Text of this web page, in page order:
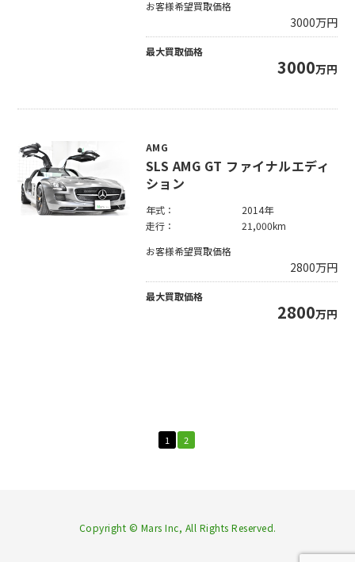
お客様希望買取価格
3000万円
最大買取価格
3000万円
AMG
SLS AMG GT ファイナルエディ
ション
年式：
2014年
走行：
21,000km
お客様希望買取価格
2800万円
最大買取価格
2800万円
1 2
Copyright © Mars Inc, All Rights Reserved.